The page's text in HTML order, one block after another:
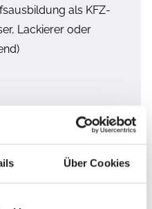
Über Cookies
als KFZ-
Lackierer oder